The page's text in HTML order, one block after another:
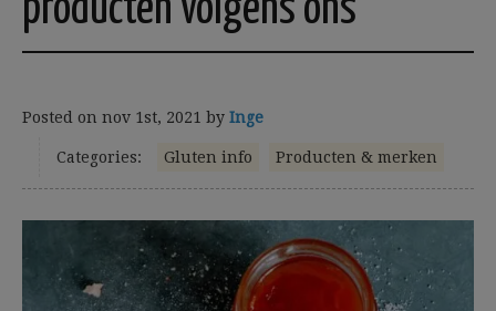
producten volgens ons
Posted on nov 1st, 2021 by Inge
Categories: Gluten info Producten & merken